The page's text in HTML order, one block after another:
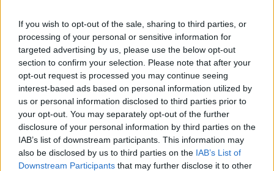
If you wish to opt-out of the sale, sharing to third parties, or
processing of your personal or sensitive information for
targeted advertising by us, please use the below opt-out
section to confirm your selection. Please note that after your
opt-out request is processed you may continue seeing
interest-based ads based on personal information utilized by
us or personal information disclosed to third parties prior to
your opt-out. You may separately opt-out of the further
disclosure of your personal information by third parties on the
IAB’s list of downstream participants. This information may
also be disclosed by us to third parties on the IAB’s List of
Downstream Participants that may further disclose it to other
H έρευνα για το ChatGPT που σοκάρει:
Δημιουργεί ιστορίες που οι άνθρωποι τις
προτιμούν από τα μυθιστορήματα